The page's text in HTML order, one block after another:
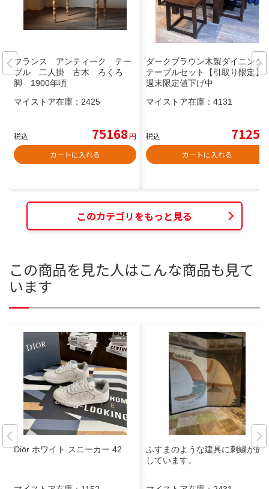
フランス アンティーク テー
ブル 二人掛 古木 ろくろ
脚 1900年頃
マイストア在庫： 2425
税込 75168円
カートに入れる
ダークブラウン木製ダイニング
テーブルセット【引取り限定】
週末限定値下げ中
マイストア在庫： 4131
税込 7125
カートに入れる
このカテゴリをもっと見る
この商品を見た人はこんな商品も見て
います
Diōr ホワイト スニーカー 42
ふすまのような建具に刺繍が施
しています。